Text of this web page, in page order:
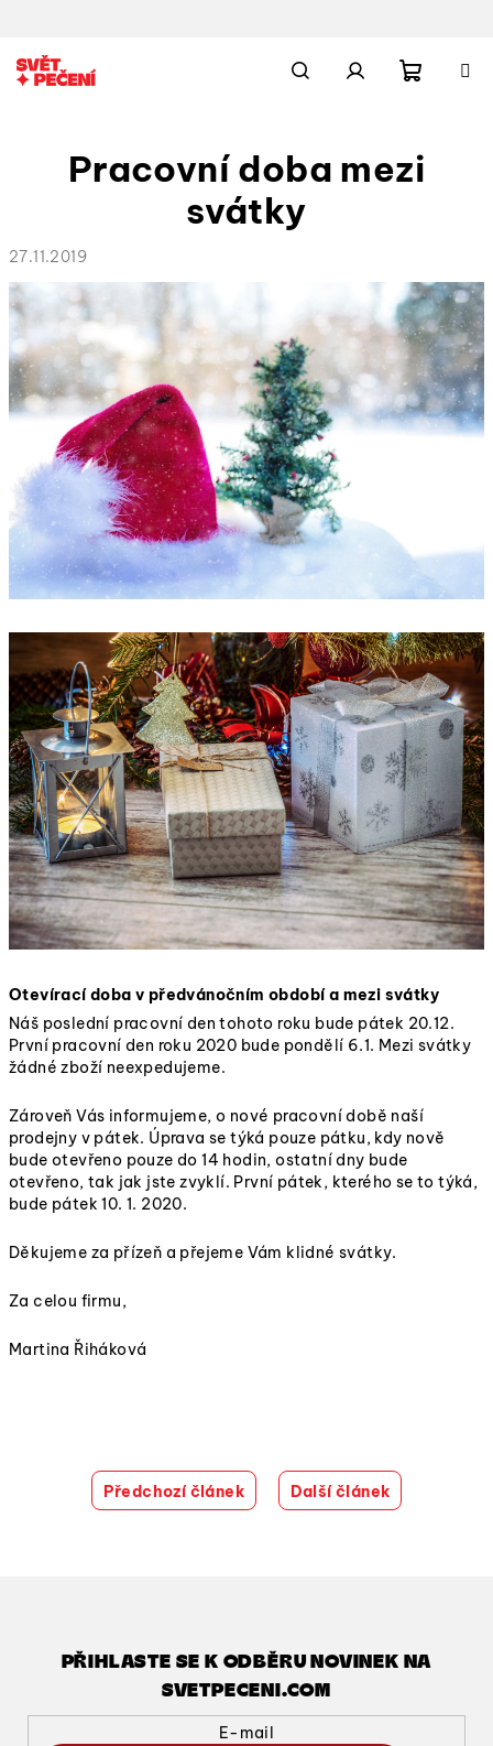
na
obsah
košík
Pracovní doba mezi
svátky
27.11.2019
Otevírací doba v předvánočním období a mezi svátky
Náš poslední pracovní den tohoto roku bude pátek 20.12.
První pracovní den roku 2020 bude pondělí 6.1. Mezi svátky
žádné zboží neexpedujeme.
Zároveň Vás informujeme, o nové pracovní době naší
prodejny v pátek. Úprava se týká pouze pátku, kdy nově
bude otevřeno pouze do 14 hodin, ostatní dny bude
otevřeno, tak jak jste zvyklí. První pátek, kterého se to týká,
bude pátek 10. 1. 2020.
Děkujeme za přízeň a přejeme Vám klidné svátky.
Za celou firmu,
Martina Řiháková
Předchozí článek Další článek
PŘIHLASTE SE K ODBĚRU NOVINEK NA
SVETPECENI.COM
E-mail